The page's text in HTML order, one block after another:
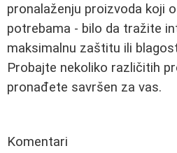
pronalaženju proizvoda koji
potrebama - bilo da tražite
maksimalnu zaštitu ili
Probajte nekoliko različitih
pronađete savršen za vas.
Komentari